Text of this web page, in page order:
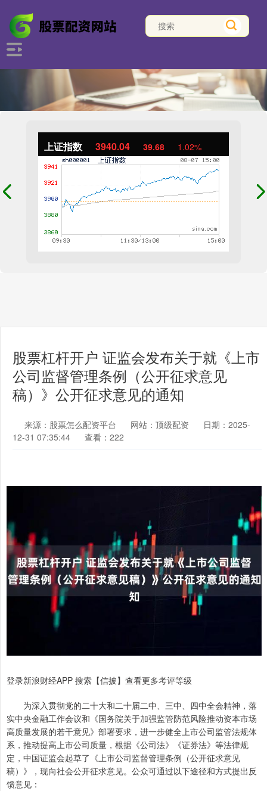
上证指数 3940.04 39.68 1.02%
股票杠杆开户 证监会发布关于就《上市
公司监督管理条例（公开征求意见
稿）》公开征求意见的通知
来源：股票怎么配资平台 网站：顶级配资
日期：2025-
12-31 07:35:44
查看：222
登录新浪财经APP 搜索【信披】查看更多考评等级
为深入贯彻党的二十大和二十届二中、三中、四中全会精神，落
实中央金融工作会议和《国务院关于加强监管防范风险推动资本市场
高质量发展的若干意见》部署要求，进一步健全上市公司监管法规体
系，推动提高上市公司质量，根据《公司法》《证券法》等法律规
定，中国证监会起草了《上市公司监督管理条例（公开征求意见
稿）》，现向社会公开征求意见。公众可通过以下途径和方式提出反
馈意见：